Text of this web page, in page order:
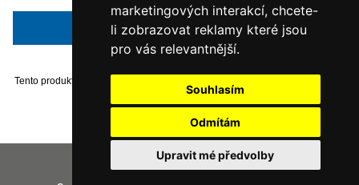
marketingových interakcí, chcete-
li zobrazovat reklamy které jsou
pro vás relevantnější.
Souhlasím
Odmítám
Upravit mé předvolby
Napsat recenzi
Tento produkt byl přidán do našeho katalogu dne Monday 30 October, 2017.
Vaše IP adresa je: 216.73.217.112